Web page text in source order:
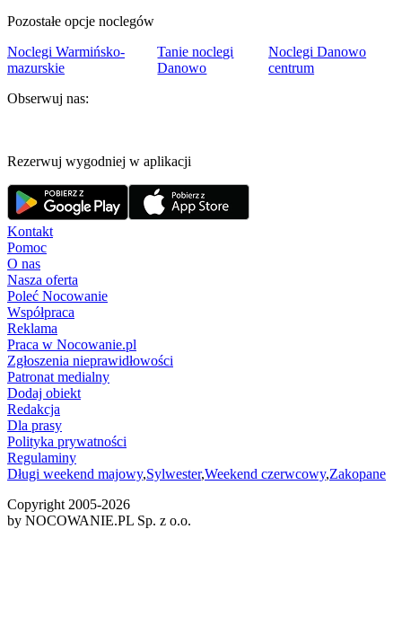
Pozostałe opcje noclegów
Noclegi Warmińsko-
mazurskie
Tanie noclegi
Danowo
Noclegi Danowo
centrum
Obserwuj nas:
Rezerwuj wygodniej w aplikacji
Kontakt
Pomoc
O nas
Nasza oferta
Poleć Nocowanie
Współpraca
Reklama
Praca w Nocowanie.pl
Zgłoszenia nieprawidłowości
Patronat medialny
Dodaj obiekt
Redakcja
Dla prasy
Polityka prywatności
Regulaminy
Długi weekend majowy,Sylwester,Weekend czerwcowy,Zakopane
Copyright 2005-2026
by NOCOWANIE.PL Sp. z o.o.